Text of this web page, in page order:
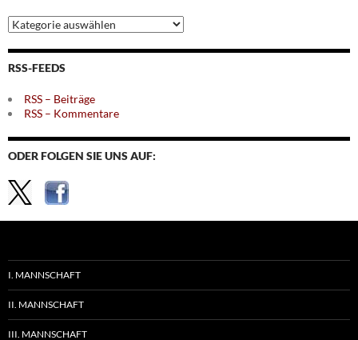
Archiv
nach
Themen
RSS-FEEDS
RSS – Beiträge
RSS – Kommentare
ODER FOLGEN SIE UNS AUF:
I. MANNSCHAFT
II. MANNSCHAFT
III. MANNSCHAFT